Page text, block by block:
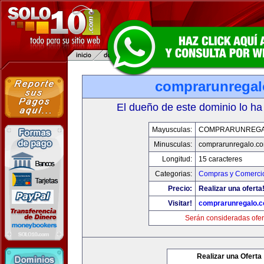
El dueño de este dominio lo
Mayusculas:
Minusculas:
Longitud:
15 caracteres
Categorias:
Compras y
Precio:
Realizar una oferta!
Visitar!
Serán consideradas
Realizar una Oferta